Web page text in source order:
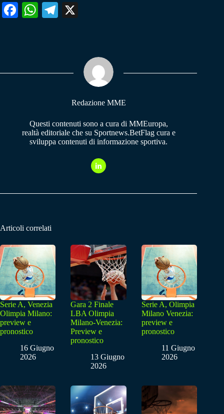
Fa W
pp
Te
m
Redazione MME
Questi contenuti sono a cura di MMEuropa,
realtà editoriale che su Sportnews.BetFlag cura e
sviluppa contenuti di informazione sportiva.
Articoli correlati
Serie A, Venezia
Olimpia Milano:
preview e
pronostico
16 Giugno
2026
Gara 2 Finale
LBA Olimpia
Milano-Venezia:
Preview e
pronostico
13 Giugno
2026
Serie A, Olimpia
Milano Venezia:
preview e
pronostico
11 Giugno
2026